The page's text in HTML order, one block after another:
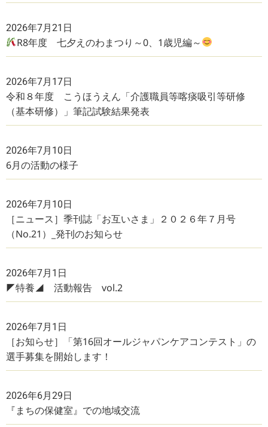
2026年7月21日
R8年度 七夕えのわまつり～0、1歳児編～
2026年7月17日
令和８年度 こうほうえん「介護職員等喀痰吸引等研修
（基本研修）」筆記試験結果発表
2026年7月10日
6月の活動の様子
2026年7月10日
［ニュース］季刊誌「お互いさま」２０２６年７月号
（No.21）_発刊のお知らせ
2026年7月1日
◤特養◢ 活動報告 vol.2
2026年7月1日
［お知らせ］「第16回オールジャパンケアコンテスト」の
選手募集を開始します！
2026年6月29日
『まちの保健室』での地域交流